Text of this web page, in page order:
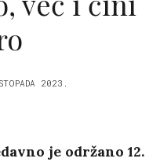
2023.
je održano 12.